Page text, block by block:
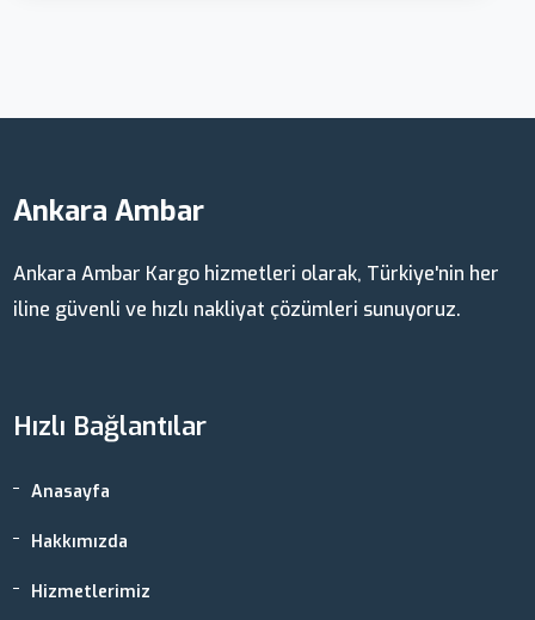
Ankara Ambar
Ankara Ambar Kargo hizmetleri olarak, Türkiye'nin her
iline güvenli ve hızlı nakliyat çözümleri sunuyoruz.
Hızlı Bağlantılar
Anasayfa
Hakkımızda
Hizmetlerimiz